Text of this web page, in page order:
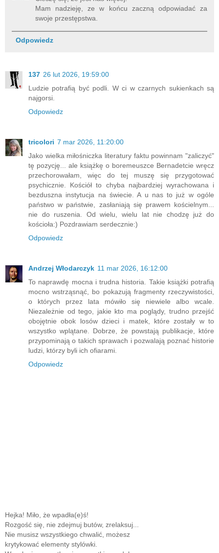
Mam nadzieję, ze w końcu zaczną odpowiadać za
swoje przestępstwa.
Odpowiedz
137 26 lut 2026, 19:59:00
Ludzie potrafią być podli. W ci w czarnych sukienkach są
najgorsi.
Odpowiedz
tricolori 7 mar 2026, 11:20:00
Jako wielka miłośniczka literatury faktu powinnam "zaliczyć"
tę pozycję... ale książkę o boremeuszce Bernadetcie wręcz
przechorowałam, więc do tej muszę się przygotować
psychicznie. Kościół to chyba najbardziej wyrachowana i
bezduszna instytucja na świecie. A u nas to już w ogóle
państwo w państwie, zasłaniają się prawem kościelnym...
nie do ruszenia. Od wielu, wielu lat nie chodzę już do
kościoła:) Pozdrawiam serdecznie:)
Odpowiedz
Andrzej Włodarczyk 11 mar 2026, 16:12:00
To naprawdę mocna i trudna historia. Takie książki potrafią
mocno wstrząsnąć, bo pokazują fragmenty rzeczywistości,
o których przez lata mówiło się niewiele albo wcale.
Niezależnie od tego, jakie kto ma poglądy, trudno przejść
obojętnie obok losów dzieci i matek, które zostały w to
wszystko wplątane. Dobrze, że powstają publikacje, które
przypominają o takich sprawach i pozwalają poznać historie
ludzi, którzy byli ich ofiarami.
Odpowiedz
Hejka! Miło, że wpadła(e)ś!
Rozgość się, nie zdejmuj butów, zrelaksuj...
Nie musisz wszystkiego chwalić, możesz
krytykować elementy stylówki.